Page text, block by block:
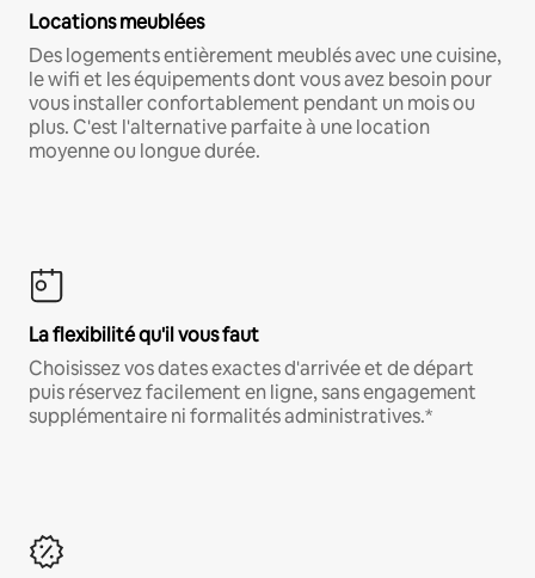
Locations meublées
Des logements entièrement meublés avec une cuisine,
le wifi et les équipements dont vous avez besoin pour
vous installer confortablement pendant un mois ou
plus. C'est l'alternative parfaite à une location
moyenne ou longue durée.
La flexibilité qu'il vous faut
Choisissez vos dates exactes d'arrivée et de départ
puis réservez facilement en ligne, sans engagement
supplémentaire ni formalités administratives.*